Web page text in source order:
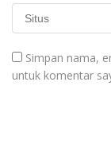
Simpan nama,
untuk komentar